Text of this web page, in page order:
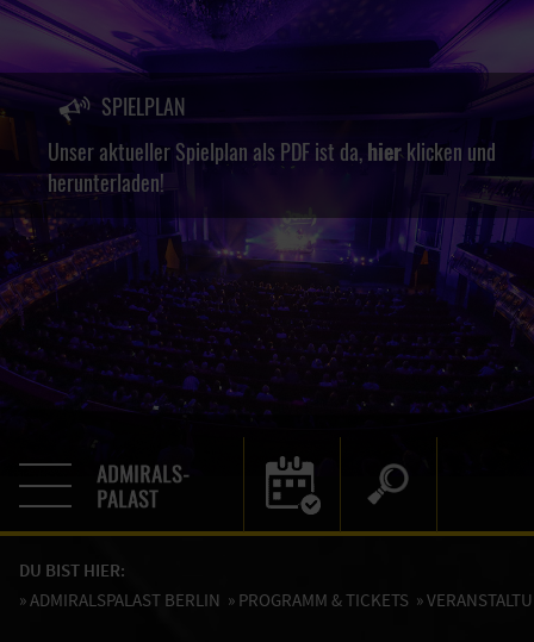
SPIELPLAN
Unser aktueller Spielplan als PDF ist da,hierklicken und
herunterladen!
DU BIST HIER:
»ADMIRALSPALAST BERLIN » PROGRAMM & TICKETS »